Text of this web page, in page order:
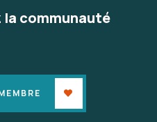
la communauté